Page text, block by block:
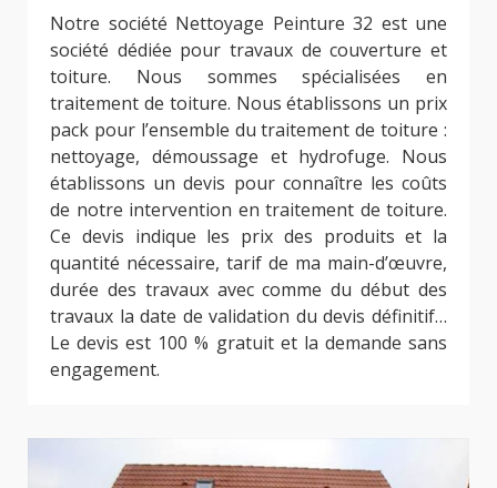
Notre société Nettoyage Peinture 32 est une
société dédiée pour travaux de couverture et
toiture. Nous sommes spécialisées en
traitement de toiture. Nous établissons un prix
pack pour l’ensemble du traitement de toiture :
nettoyage, démoussage et hydrofuge. Nous
établissons un devis pour connaître les coûts
de notre intervention en traitement de toiture.
Ce devis indique les prix des produits et la
quantité nécessaire, tarif de ma main-d’œuvre,
durée des travaux avec comme du début des
travaux la date de validation du devis définitif…
Le devis est 100 % gratuit et la demande sans
engagement.